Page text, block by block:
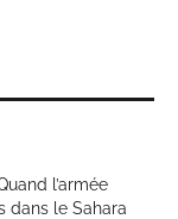
l’armée
dans le Sahara